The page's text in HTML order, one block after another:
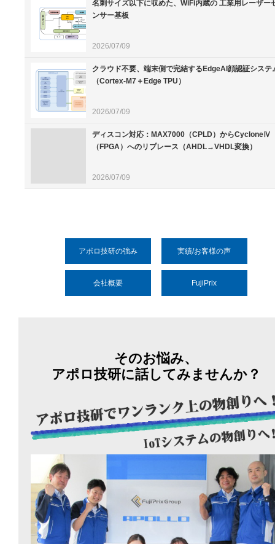
名刺サイズ以下に収めた、WiFi内蔵の 工業用レーザー
ンサー基板
2026/07/09
クラウド不要、端末側で完結するEdgeAI顔認証システ
（Cortex-M7＋Edge TPU）
2026/07/09
ディスコン対応：MAX7000（CPLD）からCycloneⅣ
（FPGA）へのリプレース（AHDL→VHDL変換）
2026/07/09
アポロ技研の強み 実績/お客様の声
会社概要 FujiPrix
そのお悩み、
アポロ技研に話してみませんか？